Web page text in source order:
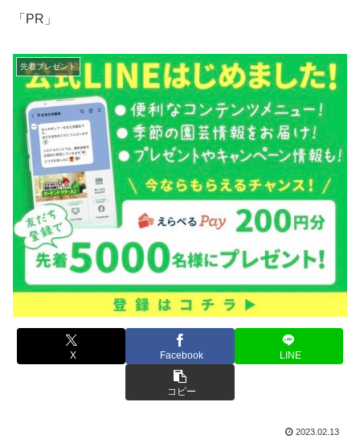
「PR」
先着プレゼント
X Facebook LINE
コピー
2023.02.13